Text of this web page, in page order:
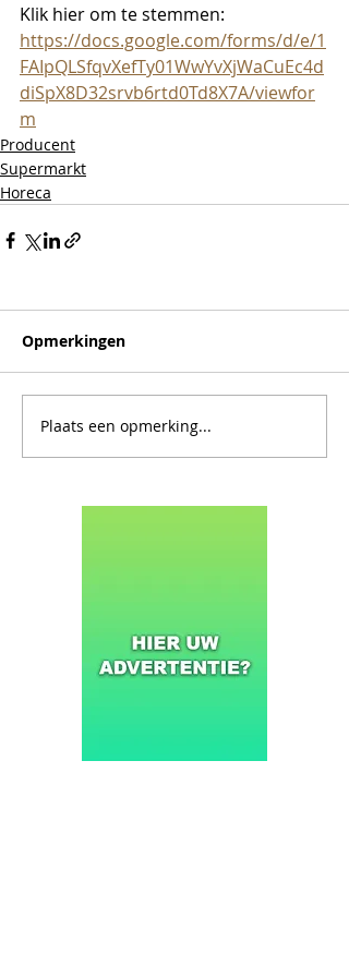
Klik hier om te stemmen:
https://docs.google.com/forms/d/e/1
FAIpQLSfqvXefTy01WwYvXjWaCuEc4d
diSpX8D32srvb6rtd0Td8X7A/viewfor
m
Producent
Supermarkt
Horeca
Opmerkingen
Plaats een opmerking...